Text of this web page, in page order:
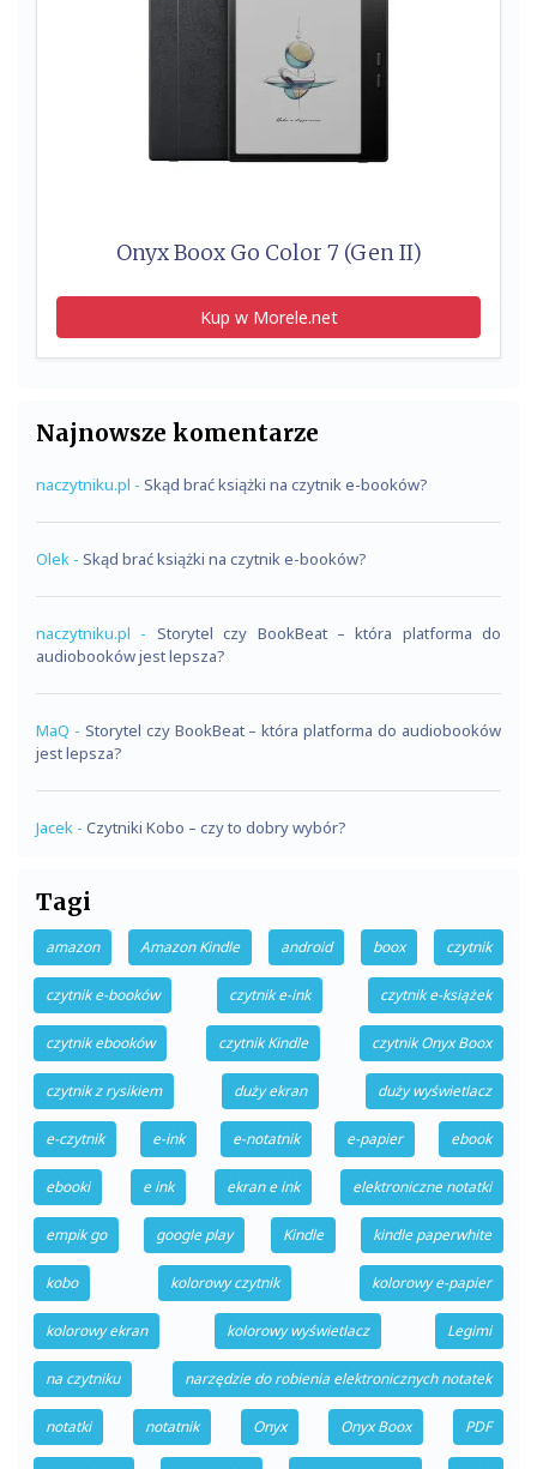
Onyx Boox Go Color 7 (Gen II)
Kup w Morele.net
Najnowsze komentarze
naczytniku.pl - Skąd brać książki na czytnik e-booków?
Olek - Skąd brać książki na czytnik e-booków?
naczytniku.pl - Storytel czy BookBeat – która platforma do
audiobooków jest lepsza?
MaQ - Storytel czy BookBeat – która platforma do audiobooków
jest lepsza?
Jacek - Czytniki Kobo – czy to dobry wybór?
Tagi
amazon Amazon Kindle android boox czytnik
czytnik e-booków czytnik e-ink czytnik e-książek
czytnik ebooków czytnik Kindle czytnik Onyx Boox
czytnik z rysikiem duży ekran duży wyświetlacz
e-czytnik e-ink e-notatnik e-papier ebook
ebooki e ink ekran e ink elektroniczne notatki
empik go google play Kindle kindle paperwhite
kobo kolorowy czytnik kolorowy e-papier
kolorowy ekran kolorowy wyświetlacz Legimi
na czytniku narzędzie do robienia elektronicznych notatek
notatki notatnik Onyx Onyx Boox PDF